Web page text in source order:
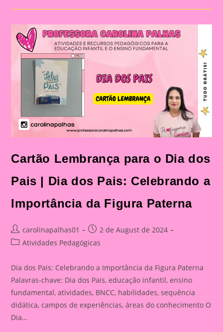
Dia
Dia
Dos
Pais:
Celebração
E
Na
Educação
Infantil
Fundamental
Cartão Lembrança para o Dia dos
Pais | Dia dos Pais: Celebrando a
Importância da Figura Paterna
Post
author:
carolinapalhas01
Post
published:
2 de August de 2024
PostAtividades Pedagógicas
Dia dos Pais: Celebrando a Importância da Figura Paterna
Palavras-chave: Dia dos Pais, educação infantil, ensino
fundamental, atividades, BNCC, habilidades, sequência
didática, campos de experiências, áreas do conhecimento O
Dia…